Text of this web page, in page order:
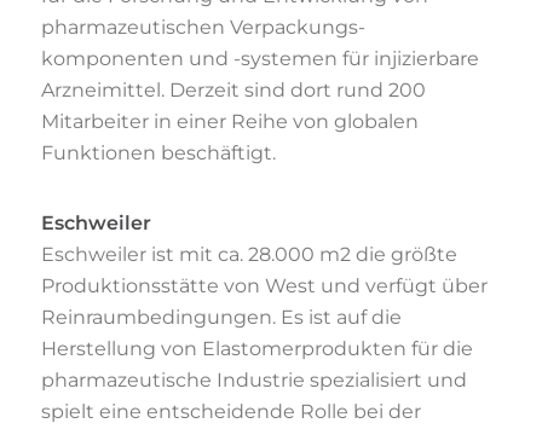
pharmazeutischen Verpackungs-
komponenten und -systemen für injizierbare
Arzneimittel. Derzeit sind dort rund 200
Mitarbeiter in einer Reihe von globalen
Funktionen beschäftigt.
Eschweiler
Eschweiler ist mit ca. 28.000 m2 die größte
Produktionsstätte von West und verfügt über
Reinraumbedingungen. Es ist auf die
Herstellung von Elastomerprodukten für die
pharmazeutische Industrie spezialisiert und
spielt eine entscheidende Rolle bei der